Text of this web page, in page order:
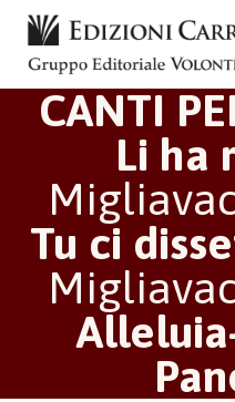
Salta
contenuto
CANTI
Li ha
Tu ci